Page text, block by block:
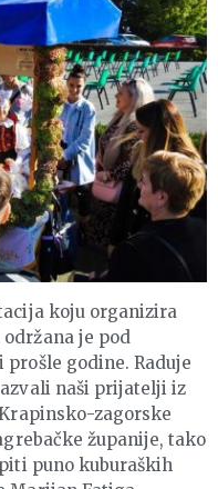
koju organizira
je pod
godine. Raduje
naši prijatelji iz
zagorske
županije, tako
puno kuburaških